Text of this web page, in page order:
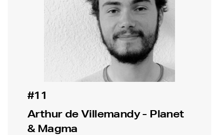
#11
Arthur de Villemandy - Planet
& Magma